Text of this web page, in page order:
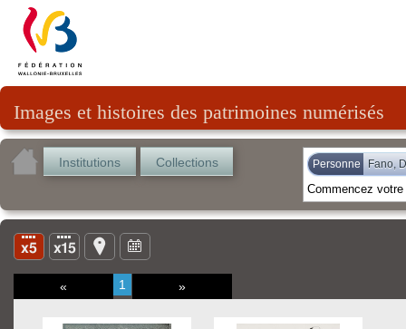
Images et histoires des patrimoines numérisés
Institutions Collections Personne Fano,
« 1 »